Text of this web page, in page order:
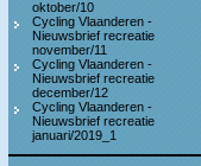
oktober/10
Cycling Vlaanderen -
Nieuwsbrief recreatie
november/11
Cycling Vlaanderen -
Nieuwsbrief recreatie
december/12
Cycling Vlaanderen -
Nieuwsbrief recreatie
januari/2019_1